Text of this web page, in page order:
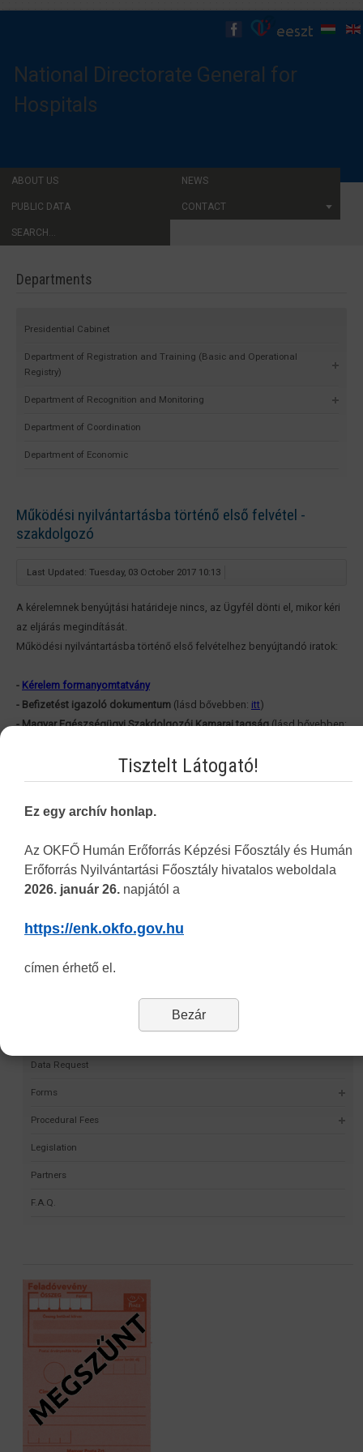
ABOUT US NEWS
PUBLIC DATA CONTACT
SEARCH...
National Directorate General for
Hospitals
Departments
Presidential Cabinet
Department of Registration and Training (Basic and Operational
Registry)
Department of Recognition and Monitoring
Department of Coordination
Department of Economic
Működési nyilvántartásba történő első felvétel -
szakdolgozó
Last Updated: Tuesday, 03 October 2017 10:13
A kérelemnek benyújtási határideje nincs, az Ügyfél dönti el, mikor kéri
az eljárás megindítását.
Működési nyilvántartásba történő első felvételhez benyújtandó iratok:
- Kérelem formanyomtatvány
- Befizetést igazoló dokumentum (lásd bővebben: itt)
- Magyar Egészségügyi Szakdolgozói Kamarai tagság(lásd bővebben:
(csak abban az esetben, ha az Ügyfél 8 évnél régebbi
szakképesítése felvételét kéri a működési nyilvántartásba).
Data Request
Forms
Procedural Fees
Legislation
Partners
F.A.Q.
Tisztelt Látogató!
Ez egy archív honlap.
Az OKFŐ Humán Erőforrás Képzési Főosztály és Humán
Erőforrás Nyilvántartási Főosztály hivatalos weboldala
2026. január 26. napjától a
https://enk.okfo.gov.hu
címen érhető el.
Bezár